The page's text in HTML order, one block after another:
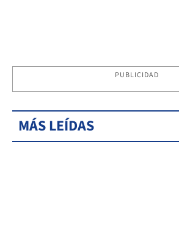
PUBLICIDAD
MÁS LEÍDAS